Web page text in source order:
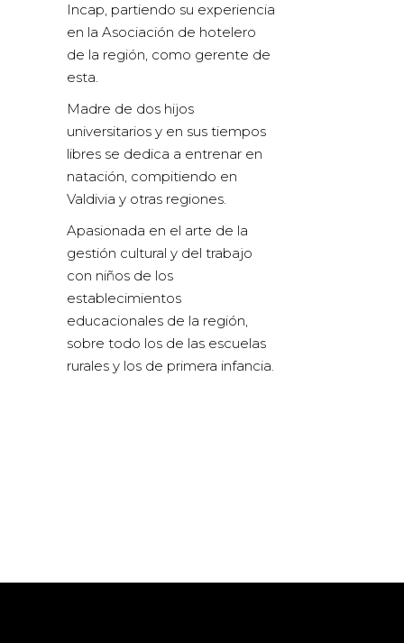
Incap, partiendo su experiencia
en la Asociación de hotelero
de la región, como gerente de
esta.
Madre de dos hijos
universitarios y en sus tiempos
libres se dedica a entrenar en
natación, compitiendo en
Valdivia y otras regiones.
Apasionada en el arte de la
gestión cultural y del trabajo
con niños de los
establecimientos
educacionales de la región,
sobre todo los de las escuelas
rurales y los de primera infancia.